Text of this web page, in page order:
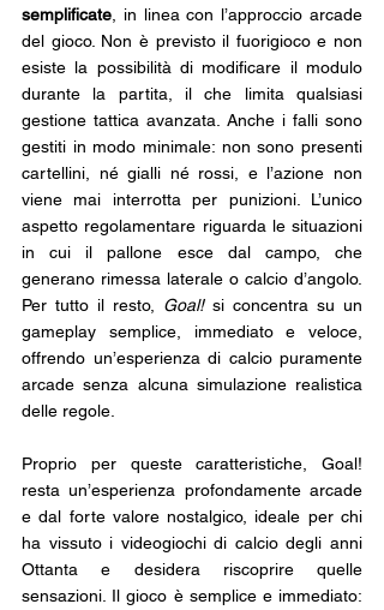
semplificate , in linea con l’approccio arcade
del gioco. Non è previsto il fuorigioco e non
esiste la possibilità di modificare il modulo
durante la partita, il che limita qualsiasi
gestione tattica avanzata. Anche i falli sono
gestiti in modo minimale: non sono presenti
cartellini, né gialli né rossi, e l’azione non
viene mai interrotta per punizioni. L’unico
aspetto regolamentare riguarda le situazioni
in cui il pallone esce dal campo, che
generano rimessa laterale o calcio d’angolo.
Per tutto il resto, Goal! si concentra su un
gameplay semplice, immediato e veloce,
offrendo un’esperienza di calcio puramente
arcade senza alcuna simulazione realistica
delle regole.
Proprio per queste caratteristiche, Goal!
resta un’esperienza profondamente arcade
e dal forte valore nostalgico, ideale per chi
ha vissuto i videogiochi di calcio degli anni
Ottanta e desidera riscoprire quelle